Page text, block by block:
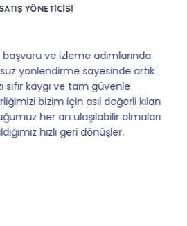
YÖNETICISI
ve izleme adımlarında
yönlendirme sayesinde artık
sıfır kaygı ve tam güvenle
bizim için asıl değerli kılan
her an ulaşılabilir olmaları
hızlı geri dönüşler.